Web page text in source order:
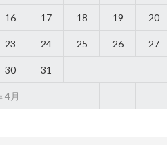
4月
16 17 18 19 20
23 24 25 26 27
30 31